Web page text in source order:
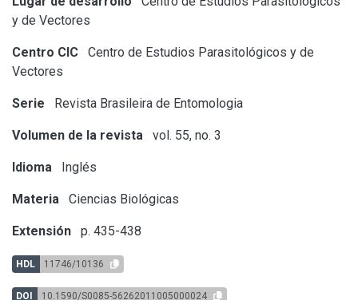
y de Vectores
Centro CIC
Centro de Estudios Parasitológicos y de
Vectores
Serie Revista Brasileira de Entomologia
Volumen de la revista vol. 55, no. 3
Idioma Inglés
Materia Ciencias Biológicas
Extensión p. 435-438
HDL 11746/10136
DOI 10.1590/S0085-56262011005000024